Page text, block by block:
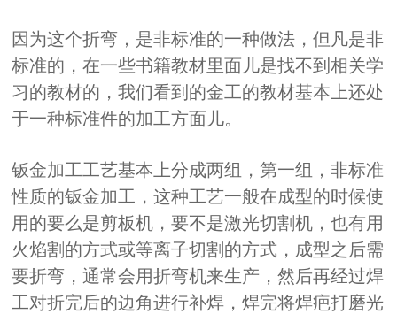
因为这个折弯，是非标准的一种做法，但凡是非
标准的，在一些书籍教材里面儿是找不到相关学
习的教材的，我们看到的金工的教材基本上还处
于一种标准件的加工方面儿。
钣金加工工艺基本上分成两组，第一组，非标准
性质的钣金加工，这种工艺一般在成型的时候使
用的要么是剪板机，要不是激光切割机，也有用
火焰割的方式或等离子切割的方式，成型之后需
要折弯，通常会用折弯机来生产，然后再经过焊
工对折完后的边角进行补焊，焊完将焊疤打磨光